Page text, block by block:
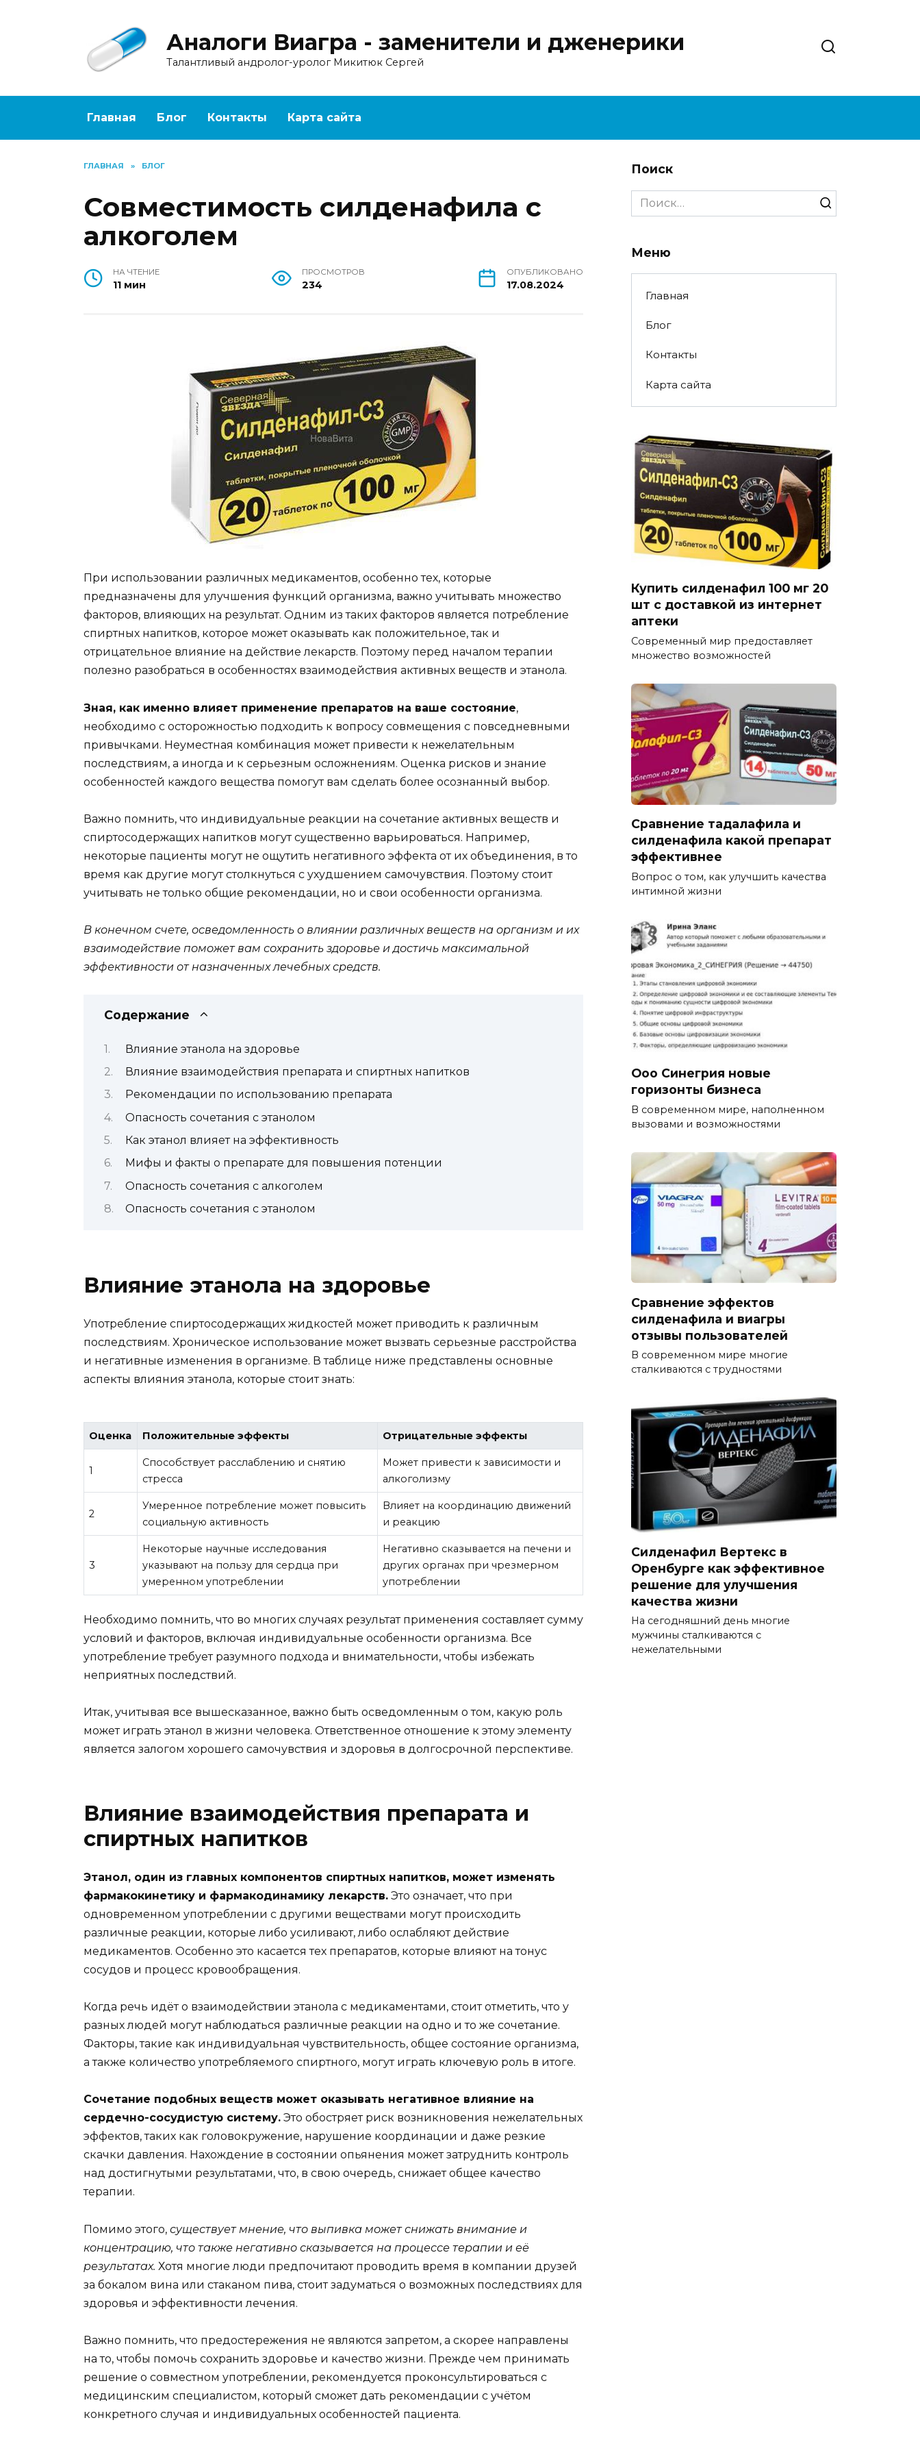
Аналоги Виагра - заменители и дженерики
Талантливый андролог-уролог Микитюк Сергей
Главная Блог Контакты Карта сайта
ГЛАВНАЯ » БЛОГ
Совместимость силденафила с
алкоголем
НА ЧТЕНИЕ
11 мин
ПРОСМОТРОВ
234
ОПУБЛИКОВАНО
17.08.2024
При использовании различных медикаментов, особенно тех, которые
предназначены для улучшения функций организма, важно учитывать множество
факторов, влияющих на результат. Одним из таких факторов является потребление
спиртных напитков, которое может оказывать как положительное, так и
отрицательное влияние на действие лекарств. Поэтому перед началом терапии
полезно разобраться в особенностях взаимодействия активных веществ и этанола.
Зная, как именно влияет применение препаратов на ваше состояние,
необходимо с осторожностью подходить к вопросу совмещения с повседневными
привычками. Неуместная комбинация может привести к нежелательным
последствиям, а иногда и к серьезным осложнениям. Оценка рисков и знание
особенностей каждого вещества помогут вам сделать более осознанный выбор.
Важно помнить, что индивидуальные реакции на сочетание активных веществ и
спиртосодержащих напитков могут существенно варьироваться. Например,
некоторые пациенты могут не ощутить негативного эффекта от их объединения, в то
время как другие могут столкнуться с ухудшением самочувствия. Поэтому стоит
учитывать не только общие рекомендации, но и свои особенности организма.
В конечном счете, осведомленность о влиянии различных веществ на организм и их
взаимодействие поможет вам сохранить здоровье и достичь максимальной
эффективности от назначенных лечебных средств.
Содержание
Влияние этанола на здоровье
Влияние взаимодействия препарата и спиртных напитков
Рекомендации по использованию препарата
Опасность сочетания с этанолом
Как этанол влияет на эффективность
Мифы и факты о препарате для повышения потенции
Опасность сочетания с алкоголем
Опасность сочетания с этанолом
Влияние этанола на здоровье
Употребление спиртосодержащих жидкостей может приводить к различным
последствиям. Хроническое использование может вызвать серьезные расстройства
и негативные изменения в организме. В таблице ниже представлены основные
аспекты влияния этанола, которые стоит знать:
Оценка Положительные эффекты Отрицательные эффекты
1
Способствует расслаблению и снятию
стресса
Может привести к зависимости и
алкоголизму
2
Умеренное потребление может повысить
социальную активность
Влияет на координацию движений
и реакцию
3
Некоторые научные исследования
указывают на пользу для сердца при
умеренном употреблении
Негативно сказывается на печени и
других органах при чрезмерном
употреблении
Необходимо помнить, что во многих случаях результат применения составляет сумму
условий и факторов, включая индивидуальные особенности организма. Все
употребление требует разумного подхода и внимательности, чтобы избежать
неприятных последствий.
Итак, учитывая все вышесказанное, важно быть осведомленным о том, какую роль
может играть этанол в жизни человека. Ответственное отношение к этому элементу
является залогом хорошего самочувствия и здоровья в долгосрочной перспективе.
Влияние взаимодействия препарата и
спиртных напитков
Этанол, один из главных компонентов спиртных напитков, может изменять
фармакокинетику и фармакодинамику лекарств. Это означает, что при
одновременном употреблении с другими веществами могут происходить
различные реакции, которые либо усиливают, либо ослабляют действие
медикаментов. Особенно это касается тех препаратов, которые влияют на тонус
сосудов и процесс кровообращения.
Когда речь идёт о взаимодействии этанола с медикаментами, стоит отметить, что у
разных людей могут наблюдаться различные реакции на одно и то же сочетание.
Факторы, такие как индивидуальная чувствительность, общее состояние организма,
а также количество употребляемого спиртного, могут играть ключевую роль в итоге.
Сочетание подобных веществ может оказывать негативное влияние на
сердечно-сосудистую систему. Это обостряет риск возникновения нежелательных
эффектов, таких как головокружение, нарушение координации и даже резкие
скачки давления. Нахождение в состоянии опьянения может затруднить контроль
над достигнутыми результатами, что, в свою очередь, снижает общее качество
терапии.
Помимо этого, существует мнение, что выпивка может снижать внимание и
концентрацию, что также негативно сказывается на процессе терапии и её
результатах. Хотя многие люди предпочитают проводить время в компании друзей
за бокалом вина или стаканом пива, стоит задуматься о возможных последствиях для
здоровья и эффективности лечения.
Важно помнить, что предостережения не являются запретом, а скорее направлены
на то, чтобы помочь сохранить здоровье и качество жизни. Прежде чем принимать
решение о совместном употреблении, рекомендуется проконсультироваться с
медицинским специалистом, который сможет дать рекомендации с учётом
конкретного случая и индивидуальных особенностей пациента.
Поиск
Search
for:
Меню
Главная
Блог
Контакты
Карта сайта
Купить силденафил 100 мг 20
шт с доставкой из интернет
аптеки
Современный мир предоставляет
множество возможностей
Сравнение тадалафила и
силденафила какой препарат
эффективнее
Вопрос о том, как улучшить качества
интимной жизни
Ооо Синегрия новые
горизонты бизнеса
В современном мире, наполненном
вызовами и возможностями
Сравнение эффектов
силденафила и виагры
отзывы пользователей
В современном мире многие
сталкиваются с трудностями
Силденафил Вертекс в
Оренбурге как эффективное
решение для улучшения
качества жизни
На сегодняшний день многие
мужчины сталкиваются с
нежелательными